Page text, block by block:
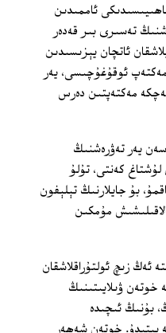
ئاممىدىن
تەسىرى بىر قەدەر
ئاتچان يېزىسىدىن
مەكتەپ ئوقۇغۇچىسى، يەر
مەكتەپتىن دەرس
يەر تەۋرەشنىڭ
كەنتى، تۇلۇ
بۇ جايلارنىڭ تېلېفون
مۇمكىن
ئەڭ زىچ ئولتۇراقلاشقان
خوتەن ۋىلايىتىنىڭ
ئىككى مىليون 300 مىڭ، بۇنىڭ ئىچىدە